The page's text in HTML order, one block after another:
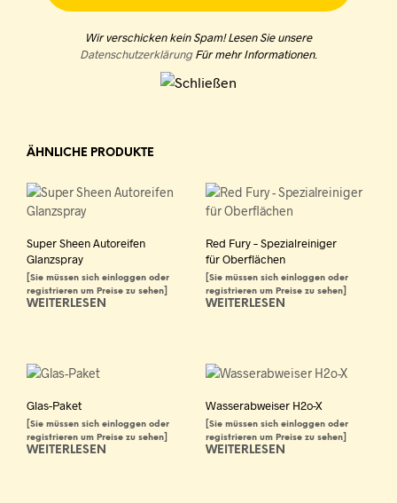
Wir verschicken kein Spam! Lesen Sie unsere
DatenschutzerklärungFür mehr Informationen.
ÄHNLICHE PRODUKTE
Super Sheen Autoreifen
Glanzspray
[Sie müssen sich einloggen oder
registrieren um Preise zu sehen]
WEITERLESEN
Red Fury – Spezialreiniger
für Oberflächen
[Sie müssen sich einloggen oder
registrieren um Preise zu sehen]
WEITERLESEN
Glas-Paket
[Sie müssen sich einloggen oder
registrieren um Preise zu sehen]
WEITERLESEN
Wasserabweiser H2o-X
[Sie müssen sich einloggen oder
registrieren um Preise zu sehen]
WEITERLESEN